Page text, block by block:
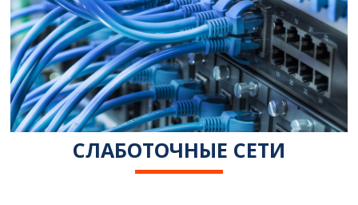
СЛАБОТОЧНЫЕ СЕТИ